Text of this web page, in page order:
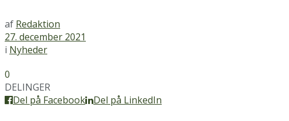
af Redaktion
27. december 2021
i Nyheder
0
DELINGER
Del på Facebook
Del på LinkedIn